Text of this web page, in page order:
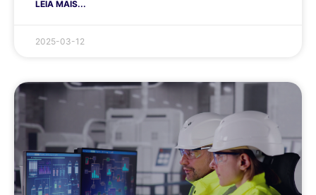
LEIA MAIS...
2025-03-12